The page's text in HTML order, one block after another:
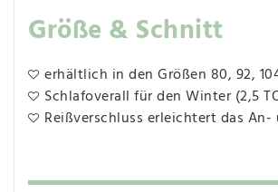
Größe & Schnitt
erhältlich in den Größen 80, 92,
Schlafoverall für den Winter (2,5
Reißverschluss erleichtert das An-